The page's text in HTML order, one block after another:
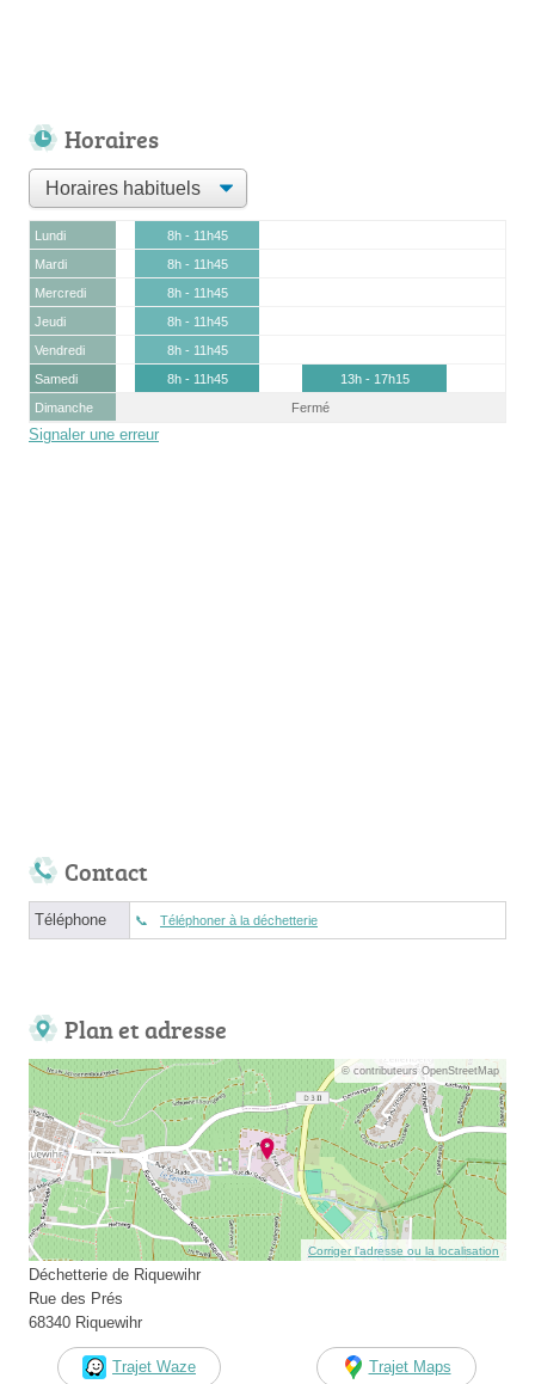
Horaires
Lundi
8h - 11h45
Mardi
8h - 11h45
Mercredi
8h - 11h45
Jeudi
8h - 11h45
Vendredi
8h - 11h45
Samedi
8h - 11h45
13h - 17h15
Dimanche
Fermé
Signaler une erreur
Contact
Téléphone Téléphoner à la déchetterie
Plan et adresse
© contributeurs OpenStreetMap
Corriger l’adresse ou la localisation
Déchetterie de Riquewihr
Rue des Prés
68340 Riquewihr
Trajet Waze Trajet Maps